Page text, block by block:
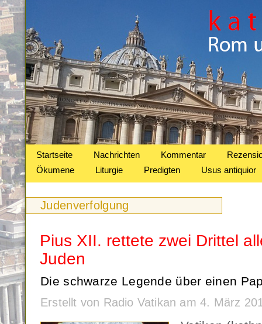
Startseite Nachrichten Kommentar
Ökumene
Liturgie Predigten Usus antiquior
Judenverfolgung
Pius XII. rettete zwei Drittel
Juden
Die schwarze Legende über einen
Erstellt von Radio Vatikan am 4. März